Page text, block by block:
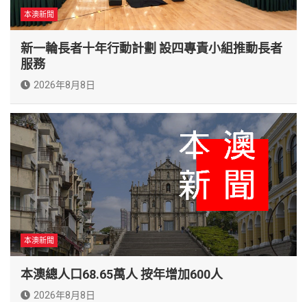
本澳新聞
新一輪長者十年行動計劃 設四專責小組推動長者
服務
2026年8月8日
本澳新聞
本澳總人口68.65萬人 按年增加600人
2026年8月8日